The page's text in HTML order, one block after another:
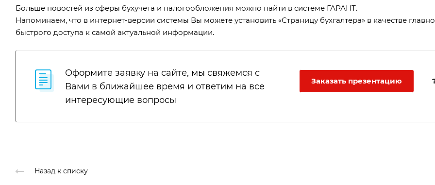
Оформите заявку на сайте, мы свяжемся с
Вами в ближайшее время и ответим на все
интересующие вопросы
Заказать презентацию
Больше новостей из сферы бухучета и налогообложения можно найти в системе ГАРАНТ.
Напоминаем, что в интернет-версии системы Вы можете установить «Страницу бухгалтера» в качестве
быстрого доступа к самой актуальной информации.
Назад к списку